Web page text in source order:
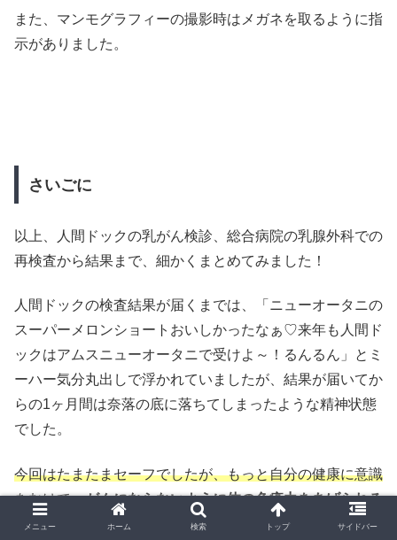
また、マンモグラフィーの撮影時はメガネを取るように指
示がありました。
さいごに
以上、人間ドックの乳がん検診、総合病院の乳腺外科での
再検査から結果まで、細かくまとめてみました！
人間ドックの検査結果が届くまでは、「ニューオータニの
スーパーメロンショートおいしかったなぁ♡来年も人間ド
ックはアムスニューオータニで受けよ～！るんるん」とミ
ーハー気分丸出しで浮かれていましたが、結果が届いてか
らの1ヶ月間は奈落の底に落ちてしまったような精神状態
でした。
今回はたまたまセーフでしたが、もっと自分の健康に意識
をむけて、がんにならないように体の免疫力をあげられる
ような生活
をしようと心に決めました！
メニュー ホーム 検索 トップ サイドバー